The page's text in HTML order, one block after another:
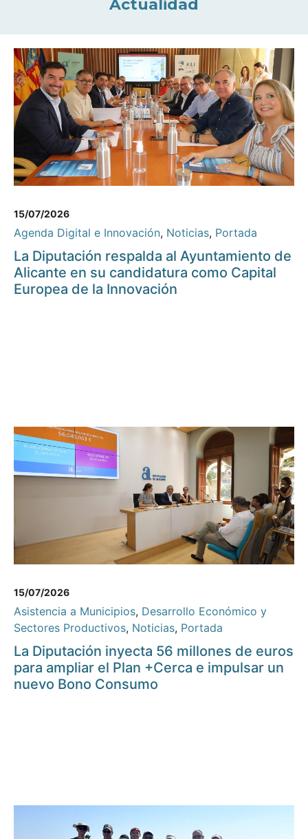
Actualidad
15/07/2026
Agenda Digital e Innovación, Noticias, Portada
La Diputación respalda al Ayuntamiento de
Alicante en su candidatura como Capital
Europea de la Innovación
15/07/2026
Asistencia a Municipios, Desarrollo Económico y
Sectores Productivos, Noticias, Portada
La Diputación inyecta 56 millones de euros
para ampliar el Plan +Cerca e impulsar un
nuevo Bono Consumo